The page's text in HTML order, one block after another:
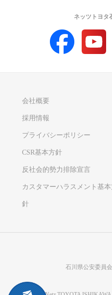
会社概要
採用情報
プライバシーポリシー
CSR基本方針
反社会的勢力排除宣言
カスタマーハラスメント基
針
ネッツトヨタ
石川県公安委員